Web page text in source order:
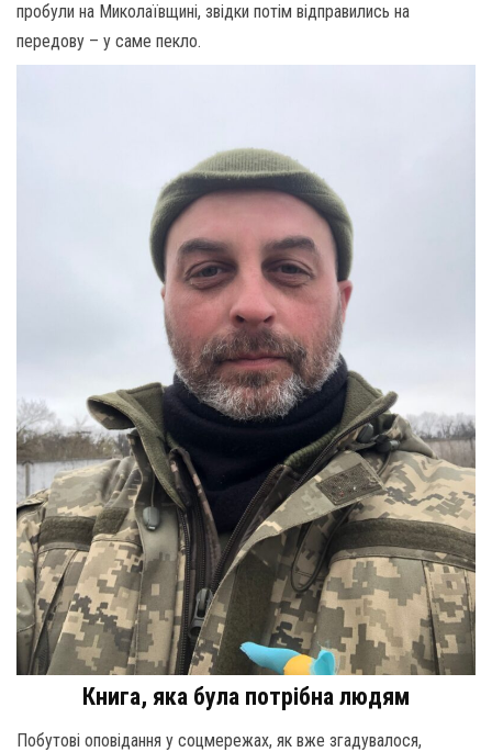
пробули на Миколаївщині, звідки потім відправились на
передову – у саме пекло.
Книга, яка була потрібна людям
Побутові оповідання у соцмережах, як вже згадувалося,